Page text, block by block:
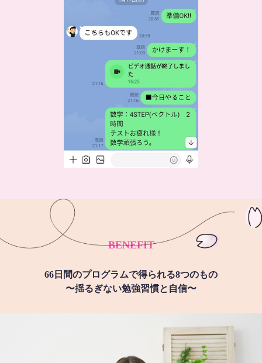
BENEFIT
66日間のプログラムで得られる8つのもの
〜揺るぎない勉強習慣と自信〜